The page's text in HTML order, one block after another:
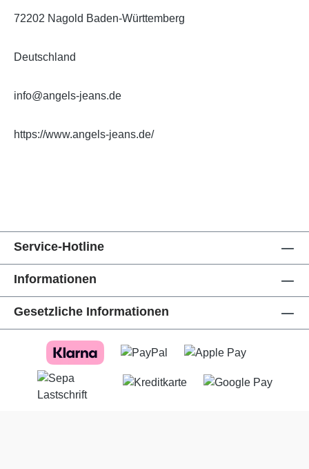
72202 Nagold Baden-Württemberg
Deutschland
info@angels-jeans.de
https://www.angels-jeans.de/
Service-Hotline
Informationen
Gesetzliche Informationen